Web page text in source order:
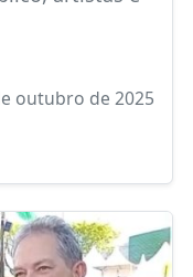
outubro de 2025